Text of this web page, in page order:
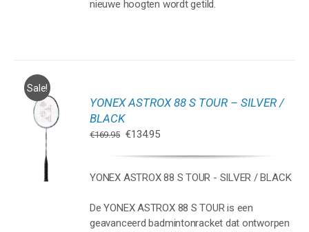
nieuwe hoogten wordt getild.
Sale!
YONEX ASTROX 88 S TOUR – SILVER /
BLACK
€169.95 Oorspronkelijke
€169.95.
€134.95Huidige
€134.95.
YONEX ASTROX 88 S TOUR - SILVER / BLACK
De YONEX ASTROX 88 S TOUR is een
geavanceerd badmintonracket dat ontworpen